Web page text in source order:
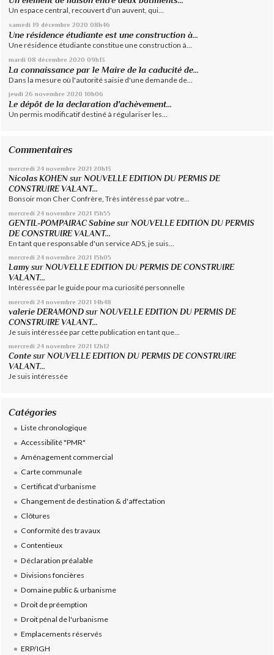
Un espace central, recouvert d'un auvent, qui...
samedi 19 décembre 2020 08h46
Une résidence étudiante est une construction à...
Une résidence étudiante constitue une construction à...
mardi 08 décembre 2020 09h13
La connaissance par le Maire de la caducité de...
Dans la mesure où l'autorité saisie d'une demande de...
jeudi 26 novembre 2020 10h06
Le dépôt de la declaration d'achèvement...
Un permis modificatif destiné à régulariser les...
Commentaires
mercredi 24 novembre 2021 20h13
Nicolas KOHEN sur NOUVELLE EDITION DU PERMIS DE
CONSTRUIRE VALANT...
Bonsoir mon Cher Confrère, Très intéressé par votre...
mercredi 24 novembre 2021 15h55
GENTIL-POMPAIRAC Sabine sur NOUVELLE EDITION DU PERMIS
DE CONSTRUIRE VALANT...
En tant que responsable d'un service ADS, je suis...
mercredi 24 novembre 2021 15h05
Lamy surNOUVELLE EDITION DU PERMIS DE CONSTRUIRE
VALANT...
Intéressée par le guide pour ma curiosité personnelle
mercredi 24 novembre 2021 14h48
valerie DERAMOND sur NOUVELLE EDITION DU PERMIS DE
CONSTRUIRE VALANT...
Je suis intéressée par cette publication en tant que...
mercredi 24 novembre 2021 12h12
Conte surNOUVELLE EDITION DU PERMIS DE CONSTRUIRE
VALANT...
Je suis intéressée
Catégories
Liste chronologique
Accessibilité "PMR"
Aménagement commercial
Carte communale
Certificat d'urbanisme
Changement de destination & d'affectation
Clôtures
Conformité des travaux
Contentieux
Déclaration préalable
Divisions foncières
Domaine public & urbanisme
Droit de préemption
Droit pénal de l'urbanisme
Emplacements réservés
ERP/IGH